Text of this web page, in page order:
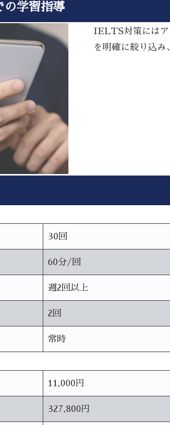
学習指導
IELTS対策にはア
を明確に絞り込み
30回
60分/回
週2回以上
2回
常時
11,000円
327,800円